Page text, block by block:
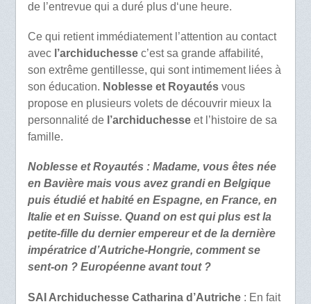
de l’entrevue qui a duré plus d‘une heure.
Ce qui retient immédiatement l’attention au contact
avec l’archiduchessec’est sa grande affabilité,
son extrême gentillesse, qui sont intimement liées à
son éducation. Noblesse et Royautésvous
propose en plusieurs volets de découvrir mieux la
personnalité del’archiduchesseet l’histoire de sa
famille.
Noblesse et Royautés : Madame, vous êtes née
en Bavière mais vous avez grandi en Belgique
puis étudié et habité en Espagne, en France, en
Italie et en Suisse. Quand on est qui plus est la
petite-fille du dernier empereur et de la dernière
impératrice d’Autriche-Hongrie, comment se
sent-on ? Européenne avant tout ?
SAI Archiduchesse Catharina d’Autriche: En fait